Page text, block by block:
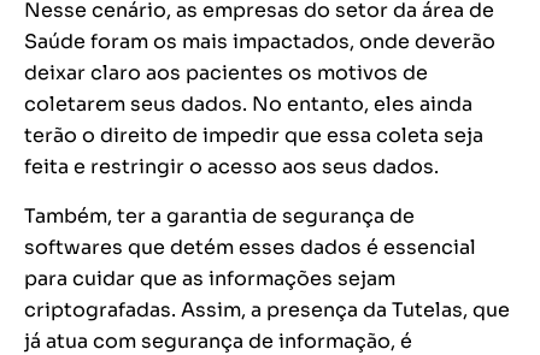
Nesse cenário, as empresas do setor da área de
Saúde foram os mais impactados, onde deverão
deixar claro aos pacientes os motivos de
coletarem seus dados. No entanto, eles ainda
terão o direito de impedir que essa coleta seja
feita e restringir o acesso aos seus dados.
Também, ter a garantia de segurança de
softwares que detém esses dados é essencial
para cuidar que as informações sejam
criptografadas. Assim, a presença da Tutelas, que
já atua com segurança de informação, é